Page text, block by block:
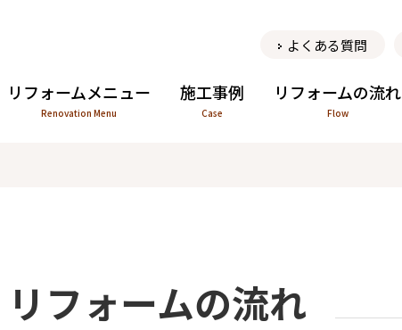
リフォームメニュー
Renovation Menu
施工事例
Case
リフォームの流れ
Flow
よくある質問
リフォームの流れ